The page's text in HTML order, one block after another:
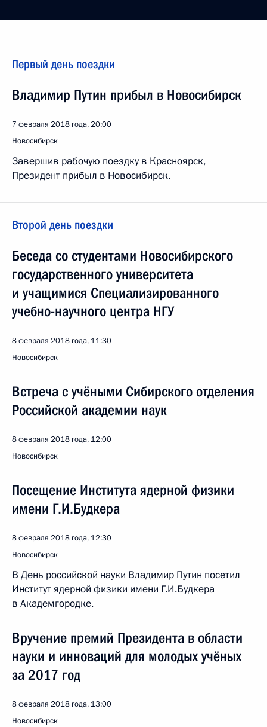
Первый день поездки
Владимир Путин прибыл в Новосибирск
7 февраля 2018 года, 20:00
Новосибирск
Завершив рабочую поездку в Красноярск,
Президент прибыл в Новосибирск.
Второй день поездки
Беседа со студентами Новосибирского
государственного университета
и учащимися Специализированного
учебно-научного центра НГУ
8 февраля 2018 года, 11:30
Новосибирск
Встреча с учёными Сибирского отделения
Российской академии наук
8 февраля 2018 года, 12:00
Новосибирск
Посещение Института ядерной физики
имени Г.И.Будкера
8 февраля 2018 года, 12:30
Новосибирск
В День российской науки Владимир Путин посетил
Институт ядерной физики имени Г.И.Будкера
в Академгородке.
Вручение премий Президента в области
науки и инноваций для молодых учёных
за 2017 год
8 февраля 2018 года, 13:00
Новосибирск